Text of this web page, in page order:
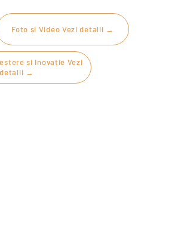
Foto și Video Vezi detalii →
și Inovație Vezi
detalii →